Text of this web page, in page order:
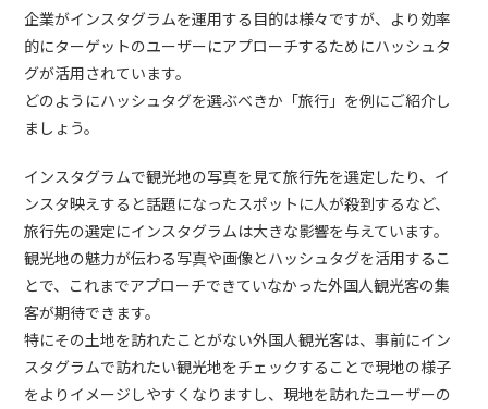
企業がインスタグラムを運用する目的は様々ですが、より効率
的にターゲットのユーザーにアプローチするためにハッシュタ
グが活用されています。
どのようにハッシュタグを選ぶべきか「旅行」を例にご紹介し
ましょう。
インスタグラムで観光地の写真を見て旅行先を選定したり、イ
ンスタ映えすると話題になったスポットに人が殺到するなど、
旅行先の選定にインスタグラムは大きな影響を与えています。
観光地の魅力が伝わる写真や画像とハッシュタグを活用するこ
とで、これまでアプローチできていなかった外国人観光客の集
客が期待できます。
特にその土地を訪れたことがない外国人観光客は、事前にイン
スタグラムで訪れたい観光地をチェックすることで現地の様子
をよりイメージしやすくなりますし、現地を訪れたユーザーの